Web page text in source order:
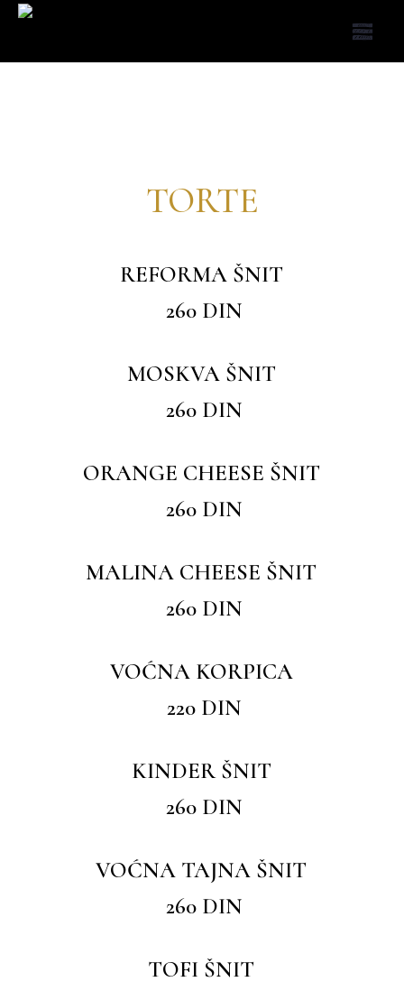
TORTE
REFORMA ŠNIT
260 DIN
MOSKVA ŠNIT
260 DIN
ORANGE CHEESE ŠNIT
260 DIN
MALINA CHEESE ŠNIT
260 DIN
VOĆNA KORPICA
220 DIN
KINDER ŠNIT
260 DIN
VOĆNA TAJNA ŠNIT
260 DIN
TOFI ŠNIT